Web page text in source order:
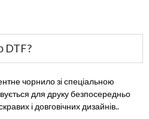
DTF?
чорнило зі спеціальною
для друку безпосередньо
і довговічних дизайнів..